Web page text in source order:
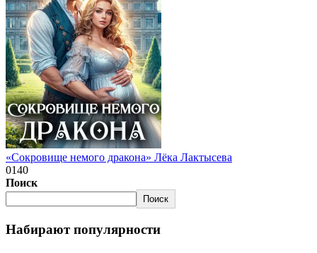
«Сокровище немого дракона» Лёка Лактысева
0140
Поиск
Поиск
Набирают популярности